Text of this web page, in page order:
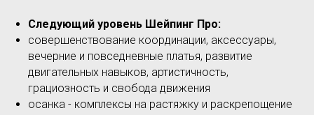
Следующий уровень Шейпинг Про:
совершенствование координации, аксессуары,
вечерние и повседневные платья, развитие
двигательных навыков, артистичность,
грациозность и свобода движения
осанка - комплексы на растяжку и раскрепощение